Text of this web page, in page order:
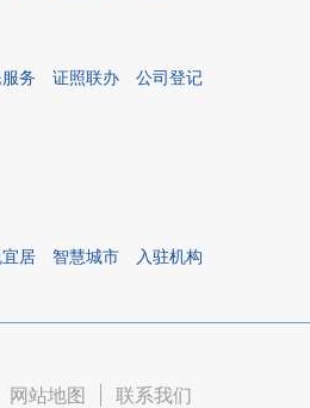
务 证照联办
公司登记
居 智慧城市 入驻机构
网站地图 联系我们